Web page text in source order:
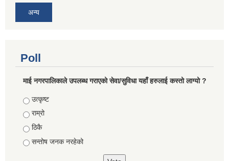
अन्य
Poll
माई नगरपालिकाले उपलब्ध गराएको सेवा/सुविधा यहाँ हरुलाई कस्तो लाग्यो ?
Choices
उत्कृष्ट
राम्रो
ठिकै
सन्तोष जनक नरहेको